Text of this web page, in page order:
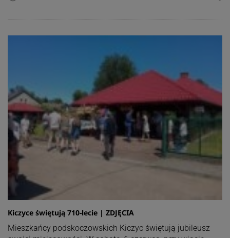
Kiczyce świętują 710-lecie | ZDJĘCIA
Mieszkańcy podskoczowskich Kiczyc świętują jubileusz